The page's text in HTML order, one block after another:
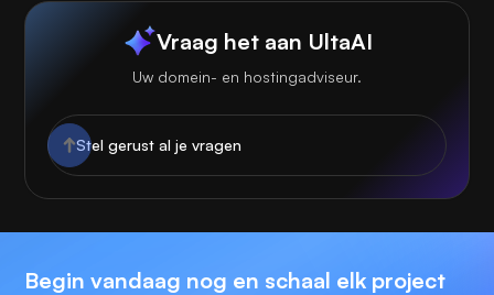
Vraag het aan UltaAI
Uw domein- en hostingadviseur.
Begin vandaag nog en schaal elk project